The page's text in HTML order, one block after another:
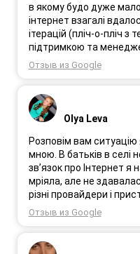
в якому будо дуже
інтернет взагалі
ітерацій (пліч-о-пліч з
підтримкою та
досягнути нереальної
~20МБіт/с. Можна
результат, так як перші
впиралися в максимум
Спробували усіх
операторів, обертав
антену, змінили один
невеликою доплатою і
неможливе :) Дякую
вдячний і радий
Отзыв из Google
Olya Leva
Розповім вам ситуацію
мною. В батьків в селі
зв’язок про Інтернет я
мріяла, але не
різні провайдери і
був дуже слабким або
відсутній. І ось я в
підкорило це тестовий
Отзыв из Google